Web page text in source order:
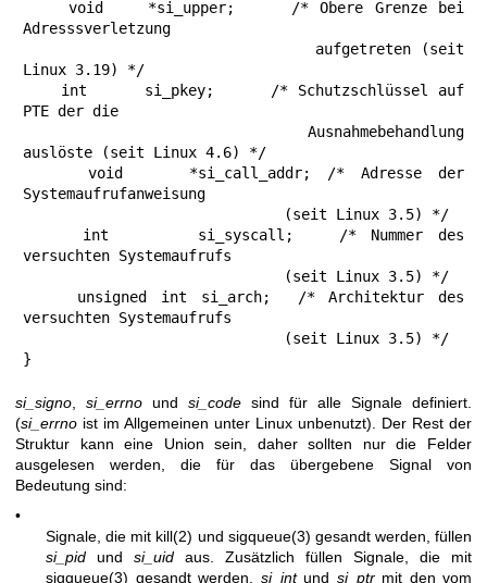
Adresssverletzung
Linux 3.19) */
PTE der die
auslöste (seit Linux 4.6) */
    void    *si_call_addr; /* Adresse der
Systemaufrufanweisung
versuchten Systemaufrufs
versuchten Systemaufrufs
}
si_signo, si_errno und si_code sind für alle Signale definiert.
(si_errno ist im Allgemeinen unter Linux unbenutzt). Der Rest der
Struktur kann eine Union sein, daher sollten nur die Felder
ausgelesen werden, die für das übergebene Signal von
Bedeutung sind:
•
Signale, die mit kill(2) und sigqueue(3) gesandt werden, füllen
si_pid und si_uid aus. Zusätzlich füllen Signale, die mit
sigqueue(3) gesandt werden, si_intund si_ptrmit den vom